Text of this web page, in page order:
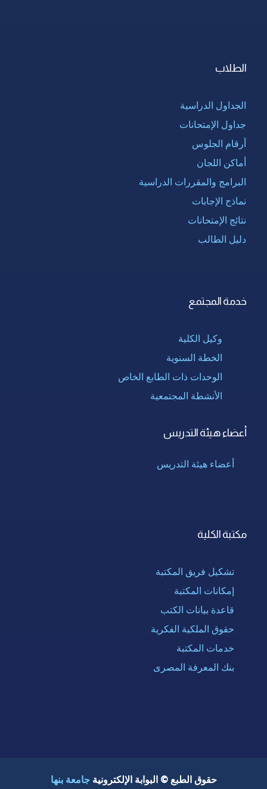
الطلاب
الجداول الدراسية
جداول الإمتحانات
أرقام الجلوس
أماكن اللجان
البرامج والمقررات الدراسية
نماذج الإجابات
نتائج الإمتحانات
دليل الطالب
خدمة المجتمع
وكيل الكلية
الخطة السنوية
الوحدات ذات الطابع الخاص
الأنشطة المجتمعية
أعضاء هيئة التدريس
أعضاء هيئة التدريس
مكتبة الكلية
تشكيل فريق المكتبة
إمكانات المكتبة
قاعدة بيانات الكتب
حقوق الملكية الفكرية
خدمات المكتبة
بنك المعرفة المصرى
حقوق الطبع © البوابة الإلكترونية جامعة بنها